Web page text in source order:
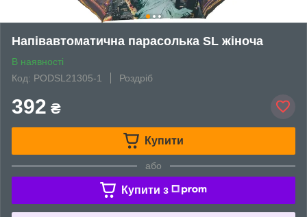
Напівавтоматична парасолька SL жіноча
В наявності
Код: PODSL21305-1
Роздріб
392 ₴
Купити
або
Купити з